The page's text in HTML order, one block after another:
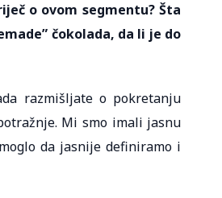
o ovom segmentu? Šta
čokolada, da li je do
razmišljate o pokretanju
Mi smo imali jasnu
da jasnije definiramo i